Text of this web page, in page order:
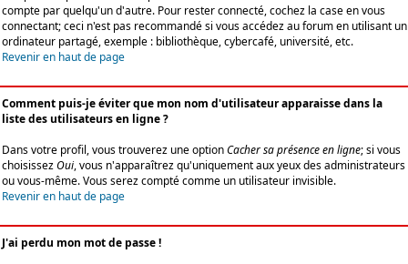
compte par quelqu'un d'autre. Pour rester connecté, cochez la case en vous
connectant; ceci n'est pas recommandé si vous accédez au forum en utilisant un
ordinateur partagé, exemple : bibliothèque, cybercafé, université, etc.
Revenir en haut de page
Comment puis-je éviter que mon nom d'utilisateur apparaisse dans la
liste des utilisateurs en ligne ?
Dans votre profil, vous trouverez une optionCacher sa présence en ligne; si vous
choisissezOui, vous n'apparaîtrez qu'uniquement aux yeux des administrateurs
ou vous-même. Vous serez compté comme un utilisateur invisible.
Revenir en haut de page
J'ai perdu mon mot de passe !